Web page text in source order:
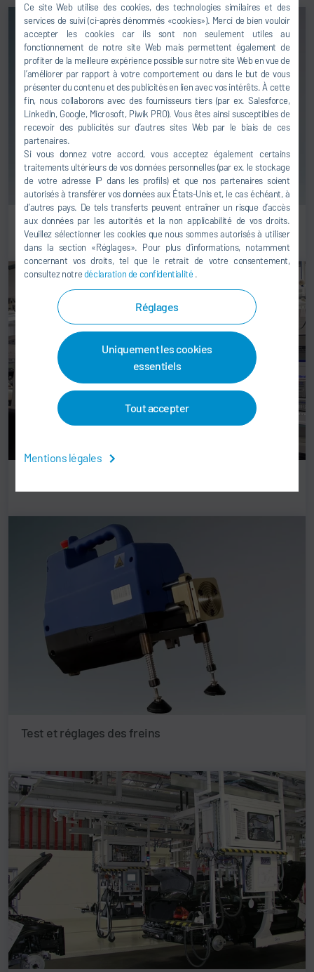
Ce site Web utilise des cookies, des technologies similaires et des
services de suivi (ci-après dénommés «cookies»). Merci de bien vouloir
accepter les cookies car ils sont non seulement utiles au
fonctionnement de notre site Web mais permettent également de
profiter de la meilleure expérience possible sur notre site Web en vue de
l’améliorer par rapport à votre comportement ou dans le but de vous
présenter du contenu et des publicités en lien avec vos intérêts. À cette
fin, nous collaborons avec des fournisseurs tiers (par ex. Salesforce,
LinkedIn, Google, Microsoft, Piwik PRO). Vous êtes ainsi susceptibles de
recevoir des publicités sur d’autres sites Web par le biais de ces
partenaires.
Si vous donnez votre accord, vous acceptez également certains
traitements ultérieurs de vos données personnelles (par ex. le stockage
de votre adresse IP dans les profils) et que nos partenaires soient
autorisés à transférer vos données aux États-Unis et, le cas échéant, à
d’autres pays. De tels transferts peuvent entraîner un risque d’accès
aux données par les autorités et la non applicabilité de vos droits.
Veuillez sélectionner les cookies que nous sommes autorisés à utiliser
dans la section «Réglages». Pour plus d’informations, notamment
concernant vos droits, tel que le retrait de votre consentement,
consultez notredéclaration de confidentialité .
Réglages
Uniquement les cookies
essentiels
Tout accepter
Mentions légales
Communication de l’unité de commande
Test et réglages des freins